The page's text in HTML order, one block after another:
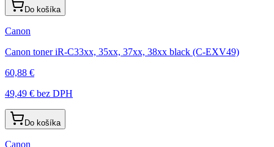
Do košíka
Canon
Canon toner iR-C33xx, 35xx, 37xx, 38xx black (C-EXV49)
60,88 €
49,49 € bez DPH
Do košíka
Canon